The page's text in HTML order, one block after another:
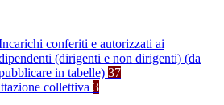
conferiti e autorizzati ai
(dirigenti e non dirigenti) (da
in tabelle) 37
collettiva 3